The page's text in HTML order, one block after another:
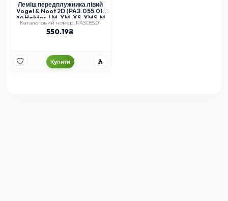
Леміш передплужника лівий
Vogel & Noot 2D (РАЗ.055.01)
до Hektor, LM, XM, XS, XMS, M
Каталоговий номер: РАЗ.055.01
550.19
Купити